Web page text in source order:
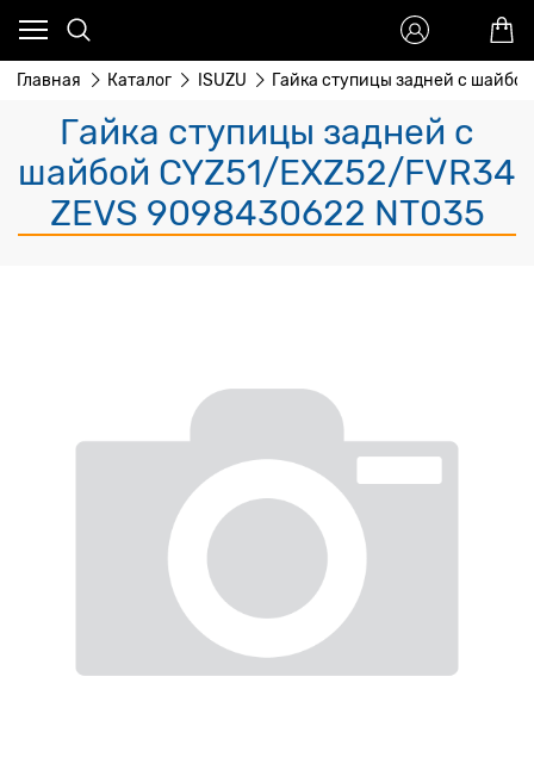
Главная Каталог ISUZU Гайка ступицы задней с
Гайка ступицы задней с
шайбой CYZ51/EXZ52/FVR34
ZEVS 9098430622 NT035